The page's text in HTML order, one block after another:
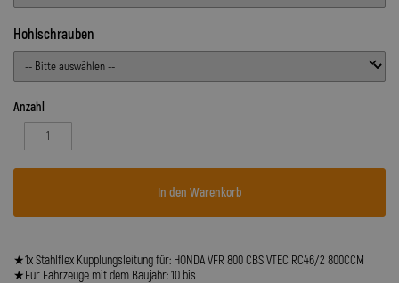
Hohlschrauben
Anzahl
In den Warenkorb
★1x Stahlflex Kupplungsleitung für: HONDA VFR 800 CBS VTEC RC46/2 800CCM
★Für Fahrzeuge mit dem Baujahr: 10 bis